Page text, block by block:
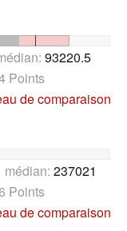
93220.5
Points
de comparaison
237021
Points
de comparaison